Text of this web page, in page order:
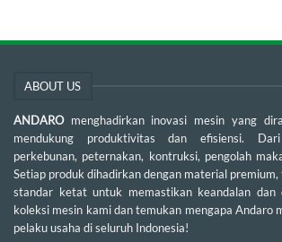
ABOUT US
ANDARO menghadirkan inovasi mesin yang
mendukung produktivitas dan efisiensi.
perkebunan, peternakan, kontruksi, pengolah
Setiap produk dihadirkan dengan material
standar ketat untuk memastikan keandalan dan
koleksi mesin kami dan temukan mengapa Andaro
pelaku usaha di seluruh Indonesia!